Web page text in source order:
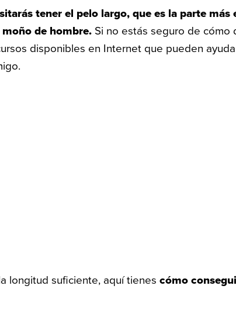
tener el pelo largo, que es la parte más
de hombre. Si no estás seguro de cómo
disponibles en Internet que pueden
longitud suficiente, aquí tienes cómo